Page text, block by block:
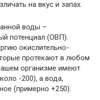
на вкус и запах.
воды –
потенциал (ОВП).
окислительно-
протекают в любом
организме имеют
-200), а вода,
(примерно +250).